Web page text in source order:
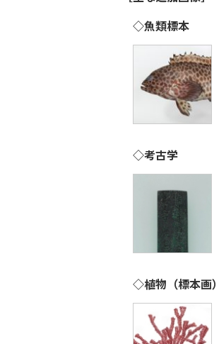
◇魚類標本
◇考古学
◇植物（標本画）